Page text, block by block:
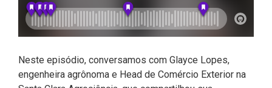
Neste episódio, conversamos com Glayce Lopes,
engenheira agrônoma e Head de Comércio Exterior na